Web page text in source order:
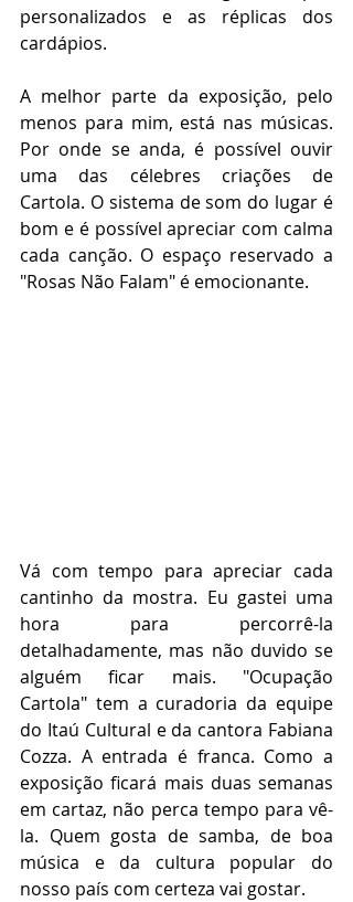
personalizados e as réplicas dos
cardápios.
A melhor parte da exposição, pelo
menos para mim, está nas músicas.
Por onde se anda, é possível ouvir
uma das célebres criações de
Cartola. O sistema de som do lugar é
bom e é possível apreciar com calma
cada canção. O espaço reservado a
"Rosas Não Falam" é emocionante.
Vá com tempo para apreciar cada
cantinho da mostra. Eu gastei uma
hora para percorrê-la
detalhadamente, mas não duvido se
alguém ficar mais. "Ocupação
Cartola" tem a curadoria da equipe
do Itaú Cultural e da cantora Fabiana
Cozza. A entrada é franca. Como a
exposição ficará mais duas semanas
em cartaz, não perca tempo para vê-
la. Quem gosta de samba, de boa
música e da cultura popular do
nosso país com certeza vai gostar.